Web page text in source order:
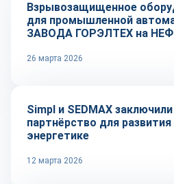
Взрывозащищенное
для промышленной
ЗАВОДА ГОРЭЛТЕХ на
26 марта 2026
Технологии
Simpl и SEDMAX
партнёрство для
энергетике
12 марта 2026
Тренды